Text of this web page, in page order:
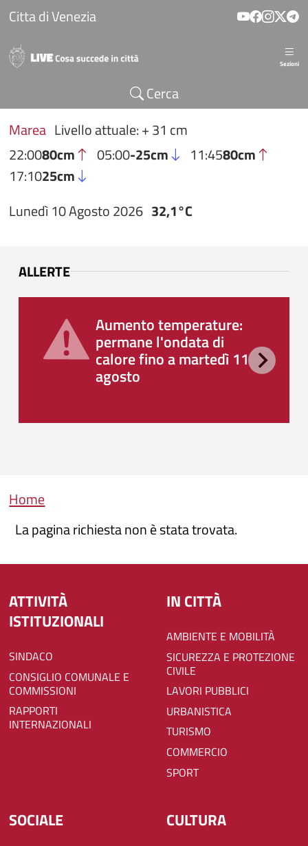
Salta al contenuto principale
Citta di Venezia
Sezioni
Cerca
Marea Livello attuale: + 31 cm
22:0080cm 05:00-25cm 11:4580cm
17:1025cm
Lunedì 10 Agosto 2026 32,1°C
ALLERTE
Aumento temperature:
permane l'ondata di
calore fino a martedì 11
agosto
Briciole di pane
Home
La pagina richiesta non è stata trovata.
ATTIVITÀ
ISTITUZIONALI
SINDACO
CONSIGLIO COMUNALE E
COMMISSIONI
RAPPORTI
INTERNAZIONALI
IN CITTÀ
AMBIENTE E MOBILITÀ
SICUREZZA E PROTEZIONE
CIVILE
LAVORI PUBBLICI
URBANISTICA
TURISMO
COMMERCIO
SPORT
SOCIALE CULTURA